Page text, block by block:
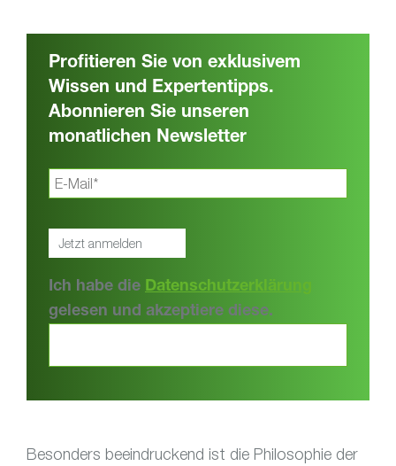
Profitieren Sie von exklusivem
Wissen und Expertentipps.
Abonnieren Sie unseren
monatlichen Newsletter
Ich habe die Datenschutzerklärung
gelesen und akzeptiere diese.
Besonders beeindruckend ist die Philosophie der